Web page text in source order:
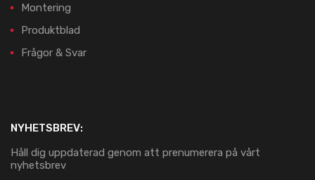
Montering
Produktblad
Frågor & Svar
NYHETSBREV:
Håll dig uppdaterad genom att prenumerera på vårt
nyhetsbrev